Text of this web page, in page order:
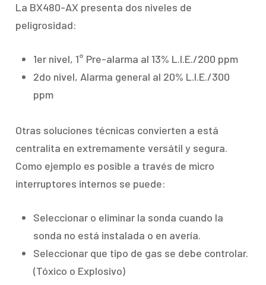
La BX480-AX presenta dos niveles de
peligrosidad:
1er nivel, 1° Pre-alarma al 13% L.I.E./200 ppm
2do nivel, Alarma general al 20% L.I.E./300
ppm
Otras soluciones técnicas convierten a está
centralita en extremamente versátil y segura.
Como ejemplo es posible a través de micro
interruptores internos se puede:
Seleccionar o eliminar la sonda cuando la
sonda no está instalada o en avería.
Seleccionar que tipo de gas se debe controlar.
(Tóxico o Explosivo)